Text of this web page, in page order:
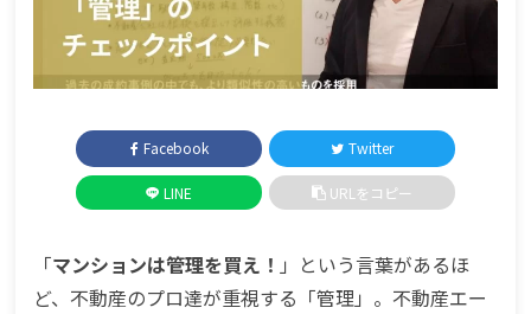
Facebook Twitter
LINE URLをコピー
「マンションは管理を買え！ 」という言葉があるほ
ど、不動産のプロ達が重視する「管理」。不動産エー